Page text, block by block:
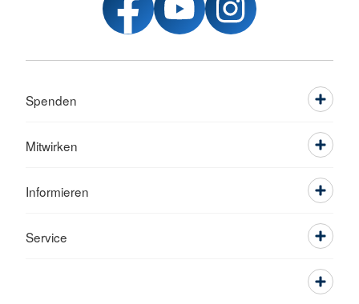
Spenden
Mitwirken
Informieren
Service